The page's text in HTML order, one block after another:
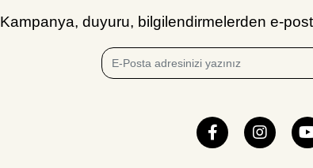
Kampanya, duyuru, bilgilendirmelerden e-